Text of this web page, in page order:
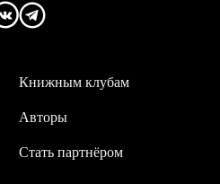
Авторы
Книжным клубам
Стать партнёром